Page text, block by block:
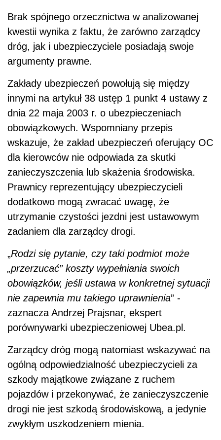
Brak spójnego orzecznictwa w analizowanej
kwestii wynika z faktu, że zarówno zarządcy
dróg, jak i ubezpieczyciele posiadają swoje
argumenty prawne.
Zakłady ubezpieczeń powołują się między
innymi na artykuł 38 ustęp 1 punkt 4 ustawy z
dnia 22 maja 2003 r. o ubezpieczeniach
obowiązkowych. Wspomniany przepis
wskazuje, że zakład ubezpieczeń oferujący OC
dla kierowców nie odpowiada za skutki
zanieczyszczenia lub skażenia środowiska.
Prawnicy reprezentujący ubezpieczycieli
dodatkowo mogą zwracać uwagę, że
utrzymanie czystości jezdni jest ustawowym
zadaniem dla zarządcy drogi.
„Rodzi się pytanie, czy taki podmiot może
„przerzucać” koszty wypełniania swoich
obowiązków, jeśli ustawa w konkretnej sytuacji
nie zapewnia mu takiego uprawnienia” -
zaznacza Andrzej Prajsnar, ekspert
porównywarki ubezpieczeniowej Ubea.pl.
Zarządcy dróg mogą natomiast wskazywać na
ogólną odpowiedzialność ubezpieczycieli za
szkody majątkowe związane z ruchem
pojazdów i przekonywać, że zanieczyszczenie
drogi nie jest szkodą środowiskową, a jedynie
zwykłym uszkodzeniem mienia.